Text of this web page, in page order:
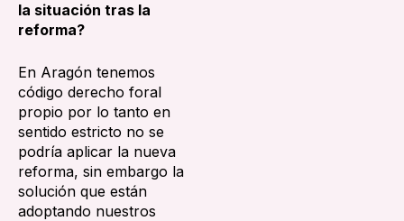
la situación tras la
reforma?
En Aragón tenemos
código derecho foral
propio por lo tanto en
sentido estricto no se
podría aplicar la nueva
reforma, sin embargo la
solución que están
adoptando nuestros